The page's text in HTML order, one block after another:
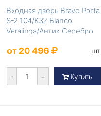
Входная дверь Bravo Porta
S-2 104/К32 Bianco
Veralinga/Антик Серебро
от 20 496 шт
- + Купить